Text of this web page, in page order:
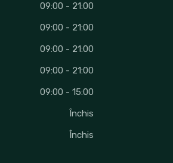
09:00 - 21:00
09:00 - 21:00
09:00 - 21:00
09:00 - 21:00
09:00 - 15:00
Închis
Închis